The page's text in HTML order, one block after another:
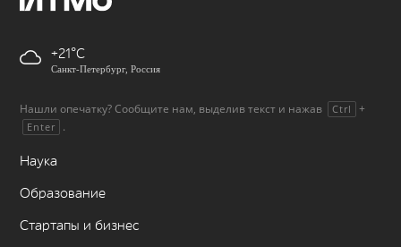
+21
Санкт-Петербург, Россия
Нашли опечатку? Сообщите нам, выделив текст и нажав Ctrl +
Enter .
Наука
Образование
Стартапы и бизнес